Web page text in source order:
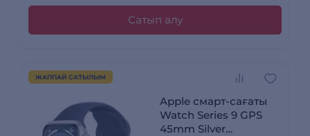
Сатып алу
ЖАППАЙ САТЫЛЫМ
Apple смарт-сағаты
Watch Series 9 GPS
45mm Silver